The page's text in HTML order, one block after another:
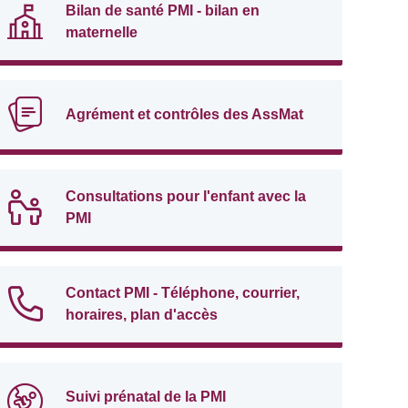
Bilan de santé PMI - bilan en
maternelle
Agrément et contrôles des AssMat
Consultations pour l'enfant avec la
PMI
Contact PMI - Téléphone, courrier,
horaires, plan d'accès
Suivi prénatal de la PMI